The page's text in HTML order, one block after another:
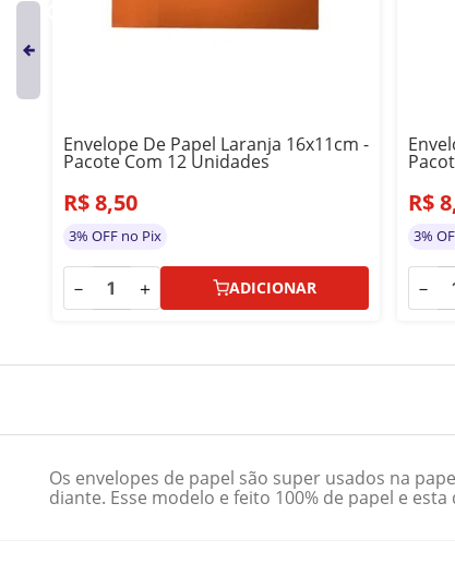
Envelope De Papel Laranja 16x11cm -
Pacote Com 12 Unidades
R$8,50
3% OFF no Pix
－ ＋ ADICIONAR
R$8
3%
－
Os envelopes de papel são super usados na
diante. Esse modelo e feito 100% de papel e